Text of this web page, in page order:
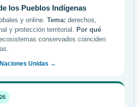
los Pueblos Indígenas
y online. Tema: derechos,
y protección territorial. Por qué
conservados coinciden
Unidas →